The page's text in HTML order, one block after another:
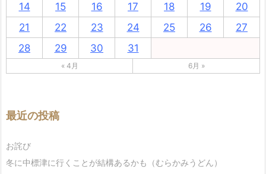
14
15 16 17 18 19
20
21
22 23 24 25 26
27
28
29 30 31
« 4月 6月 »
最近の投稿
お詫び
冬に中標津に行くことが結構あるかも（むらかみうどん）